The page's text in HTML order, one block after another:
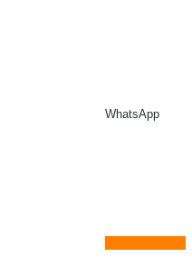
WhatsApp